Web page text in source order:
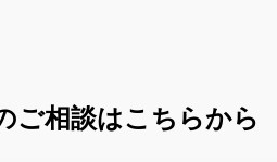
ご相談はこちらから